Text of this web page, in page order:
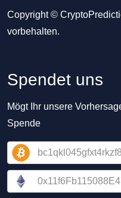
Copyright ©
vorbehalten.
Spendet uns
Mögt Ihr unsere
Spende